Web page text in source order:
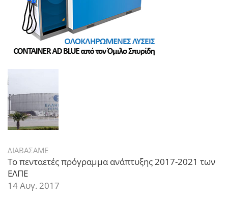
ΔΙΑΒΑΣΑΜΕ
Το πενταετές πρόγραμμα ανάπτυξης 2017-2021 των
ΕΛΠΕ
14 Αυγ. 2017